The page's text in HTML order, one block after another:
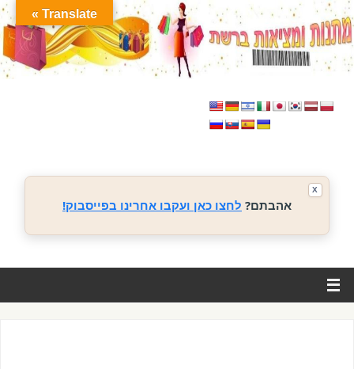
אהבתם? לחצו כאן ועקבו אחרינו בפייסבוק!
X
Translate »